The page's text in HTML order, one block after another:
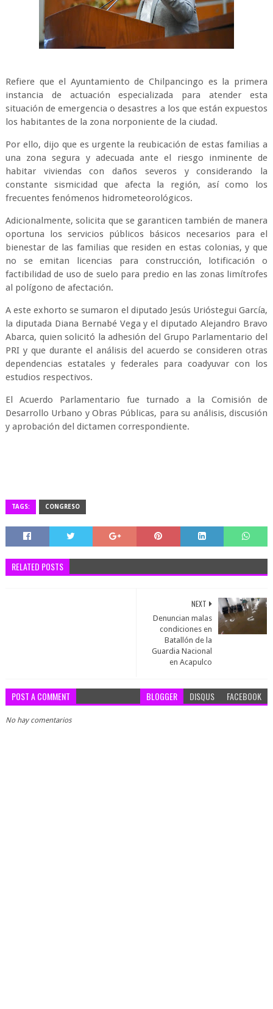
Refiere que el Ayuntamiento de Chilpancingo es la primera
instancia de actuación especializada para atender esta
situación de emergencia o desastres a los que están expuestos
los habitantes de la zona norponiente de la ciudad.
Por ello, dijo que es urgente la reubicación de estas familias a
una zona segura y adecuada ante el riesgo inminente de
habitar viviendas con daños severos y considerando la
constante sismicidad que afecta la región, así como los
frecuentes fenómenos hidrometeorológicos.
Adicionalmente, solicita que se garanticen también de manera
oportuna los servicios públicos básicos necesarios para el
bienestar de las familias que residen en estas colonias, y que
no se emitan licencias para construcción, lotificación o
factibilidad de uso de suelo para predio en las zonas limítrofes
al polígono de afectación.
A este exhorto se sumaron el diputado Jesús Urióstegui García,
la diputada Diana Bernabé Vega y el diputado Alejandro Bravo
Abarca, quien solicitó la adhesión del Grupo Parlamentario del
PRI y que durante el análisis del acuerdo se consideren otras
dependencias estatales y federales para coadyuvar con los
estudios respectivos.
El Acuerdo Parlamentario fue turnado a la Comisión de
Desarrollo Urbano y Obras Públicas, para su análisis, discusión
y aprobación del dictamen correspondiente.
TAGS: CONGRESO
RELATED POSTS
NEXT
Denuncian malas
condiciones en
Batallón de la
Guardia Nacional
en Acapulco
POST A COMMENT BLOGGER DISQUS FACEBOOK
No hay comentarios